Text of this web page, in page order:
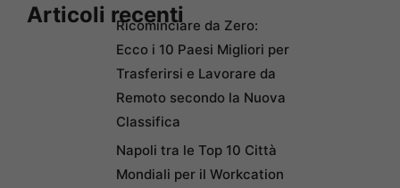
Articoli recentiRicominciare da Zero:
Ecco i 10 Paesi Migliori per
Trasferirsi e Lavorare da
Remoto secondo la Nuova
Classifica
Napoli tra le Top 10 Città
Mondiali per il Workcation